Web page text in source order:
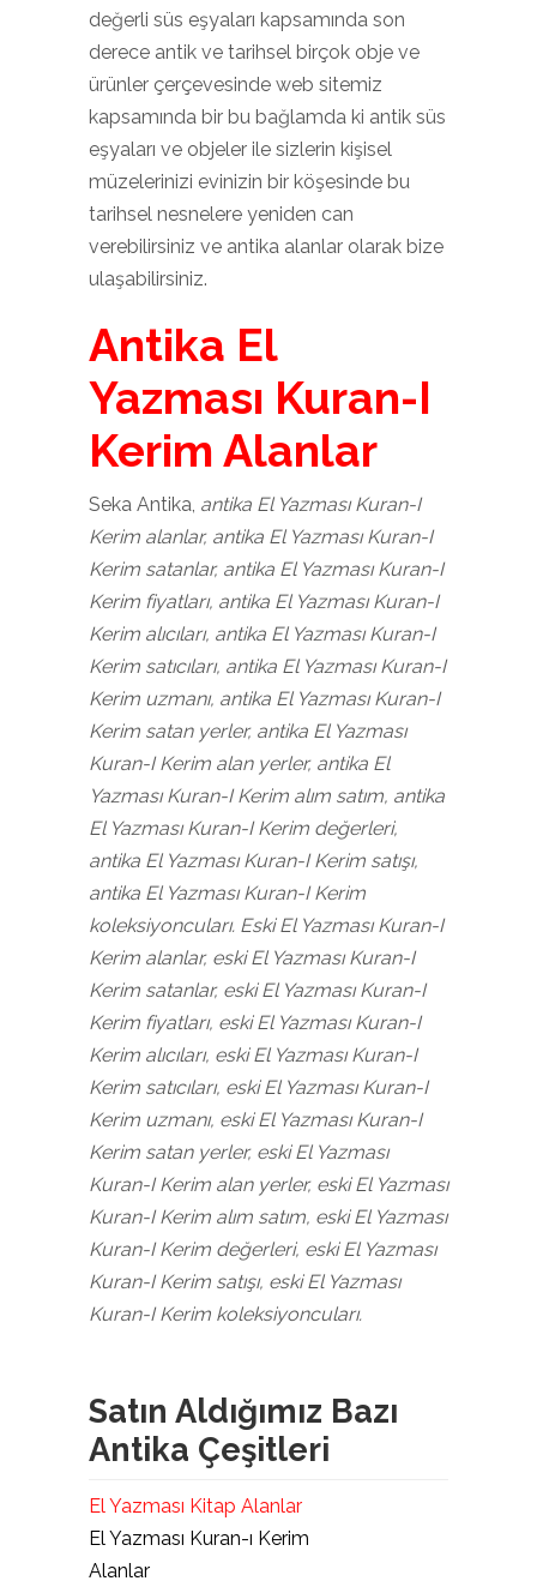
değerli süs eşyaları kapsamında son
derece antik ve tarihsel birçok obje ve
ürünler çerçevesinde web sitemiz
kapsamında bir bu bağlamda ki antik süs
eşyaları ve objeler ile sizlerin kişisel
müzelerinizi evinizin bir köşesinde bu
tarihsel nesnelere yeniden can
verebilirsiniz ve antika alanlar olarak bize
ulaşabilirsiniz.
Antika El
Yazması Kuran-I
Kerim Alanlar
Seka Antika, antika El Yazması Kuran-I
Kerim alanlar, antika El Yazması Kuran-I
Kerim satanlar, antika El Yazması Kuran-I
Kerim fiyatları, antika El Yazması Kuran-I
Kerim alıcıları, antika El Yazması Kuran-I
Kerim satıcıları, antika El Yazması Kuran-I
Kerim uzmanı, antika El Yazması Kuran-I
Kerim satan yerler, antika El Yazması
Kuran-I Kerim alan yerler, antika El
Yazması Kuran-I Kerim alım satım, antika
El Yazması Kuran-I Kerim değerleri,
antika El Yazması Kuran-I Kerim satışı,
antika El Yazması Kuran-I Kerim
koleksiyoncuları. Eski El Yazması Kuran-I
Kerim alanlar, eski El Yazması Kuran-I
Kerim satanlar, eski El Yazması Kuran-I
Kerim fiyatları, eski El Yazması Kuran-I
Kerim alıcıları, eski El Yazması Kuran-I
Kerim satıcıları, eski El Yazması Kuran-I
Kerim uzmanı, eski El Yazması Kuran-I
Kerim satan yerler, eski El Yazması
Kuran-I Kerim alan yerler, eski El Yazması
Kuran-I Kerim alım satım, eski El Yazması
Kuran-I Kerim değerleri, eski El Yazması
Kuran-I Kerim satışı, eski El Yazması
Kuran-I Kerim koleksiyoncuları.
Satın Aldığımız Bazı
Antika Çeşitleri
El Yazması Kitap Alanlar
El Yazması Kuran-ı Kerim
Alanlar